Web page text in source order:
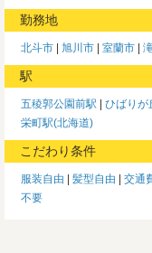
勤務地
北斗市 旭川市 室蘭市
駅
五稜郭公園前駅 ひばりが
栄町駅(北海道)
こだわり条件
服装自由 髪型自由 交通
不要